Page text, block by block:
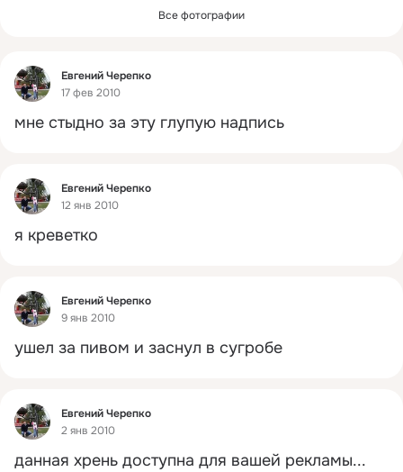
Все фотографии
Фид
Евгений Черепко
17 фев 2010
мне стыдно за эту глупую надпись
Фид
Евгений Черепко
12 янв 2010
я креветко
Фид
Евгений Черепко
9 янв 2010
ушел за пивом и заснул в сугробе
Фид
Евгений Черепко
2 янв 2010
данная хрень доступна для вашей рекламы...